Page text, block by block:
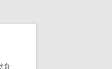
食